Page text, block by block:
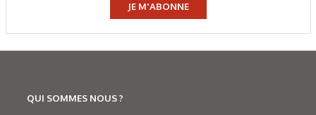
JE M'ABONNE
QUI SOMMES NOUS ?